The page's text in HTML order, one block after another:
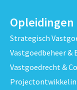
Strategisch
Vastgoedbeheer
Vastgoedrecht &